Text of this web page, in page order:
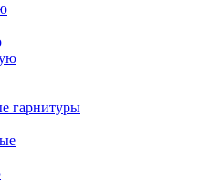
гарнитуры